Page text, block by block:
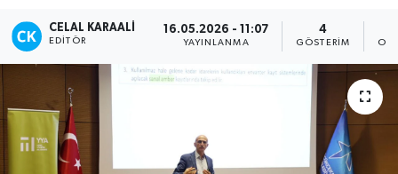
CELAL KARAALI
EDITÖR
16.05.2026 - 11:07
YAYINLANMA
4
GÖSTERIM
SİYASET
TEKNOLOJİ
Son Dakika Haberleri
Haber Arşivi